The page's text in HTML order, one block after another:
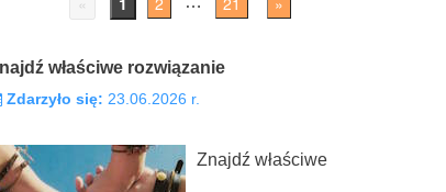
właściwe rozwiązanie
Zdarzyło się: 23.06.2026 r.
Znajdź właściwe